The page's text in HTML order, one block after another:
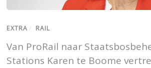
EXTRA / RAIL
Van ProRail naar
Stations Karen te Boome